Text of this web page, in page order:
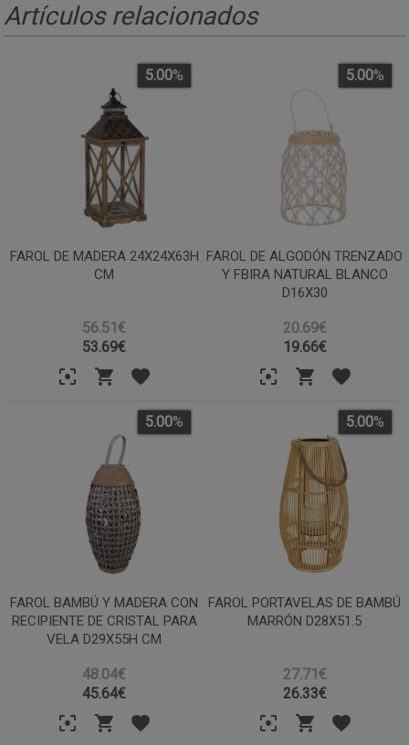
Artículos relacionados
FAROL DE MADERA 24X24X63H
CM
56.51€
5.00%
53.69€
FAROL DE ALGODÓN TRENZADO
Y FBIRA NATURAL BLANCO
D16X30
20.69€
5.00%
19.66€
FAROL BAMBÚ Y MADERA CON
RECIPIENTE DE CRISTAL PARA
VELA D29X55H CM
48.04€
5.00%
45.64€
FAROL PORTAVELAS DE BAMBÚ
MARRÓN D28X51.5
27.71€
5.00%
26.33€